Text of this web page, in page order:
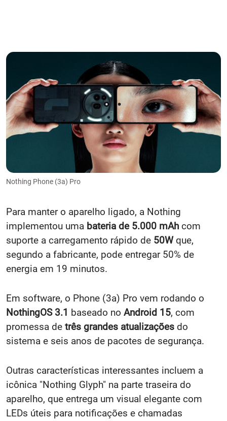
Nothing Phone (3a) Pro
implementou umabateria de 5.000 mAhcom
suporte a carregamento rápido de50Wque,
segundo a fabricante, pode entregar 50% de
energia em 19 minutos.
NothingOS 3.1 baseado no Android 15, com
promessa detrês grandes atualizações do
sistema e seis anos de pacotes de segurança.
icônica "Nothing Glyph" na parte traseira do
aparelho, que entrega um visual elegante com
LEDs úteis para notificações e chamadas
recebidas, por exemplo. O aparelho também